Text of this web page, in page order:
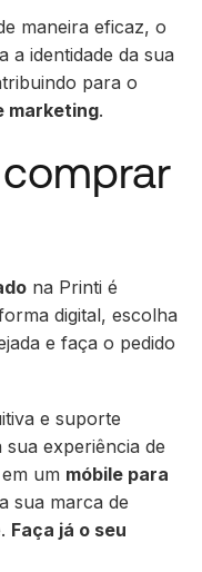
maneira eficaz, o
a identidade da sua
para o
marketing.
na Printi é
digital, escolha
e faça o pedido
e suporte
experiência de
um móbile para
sua marca de
Faça já o seu